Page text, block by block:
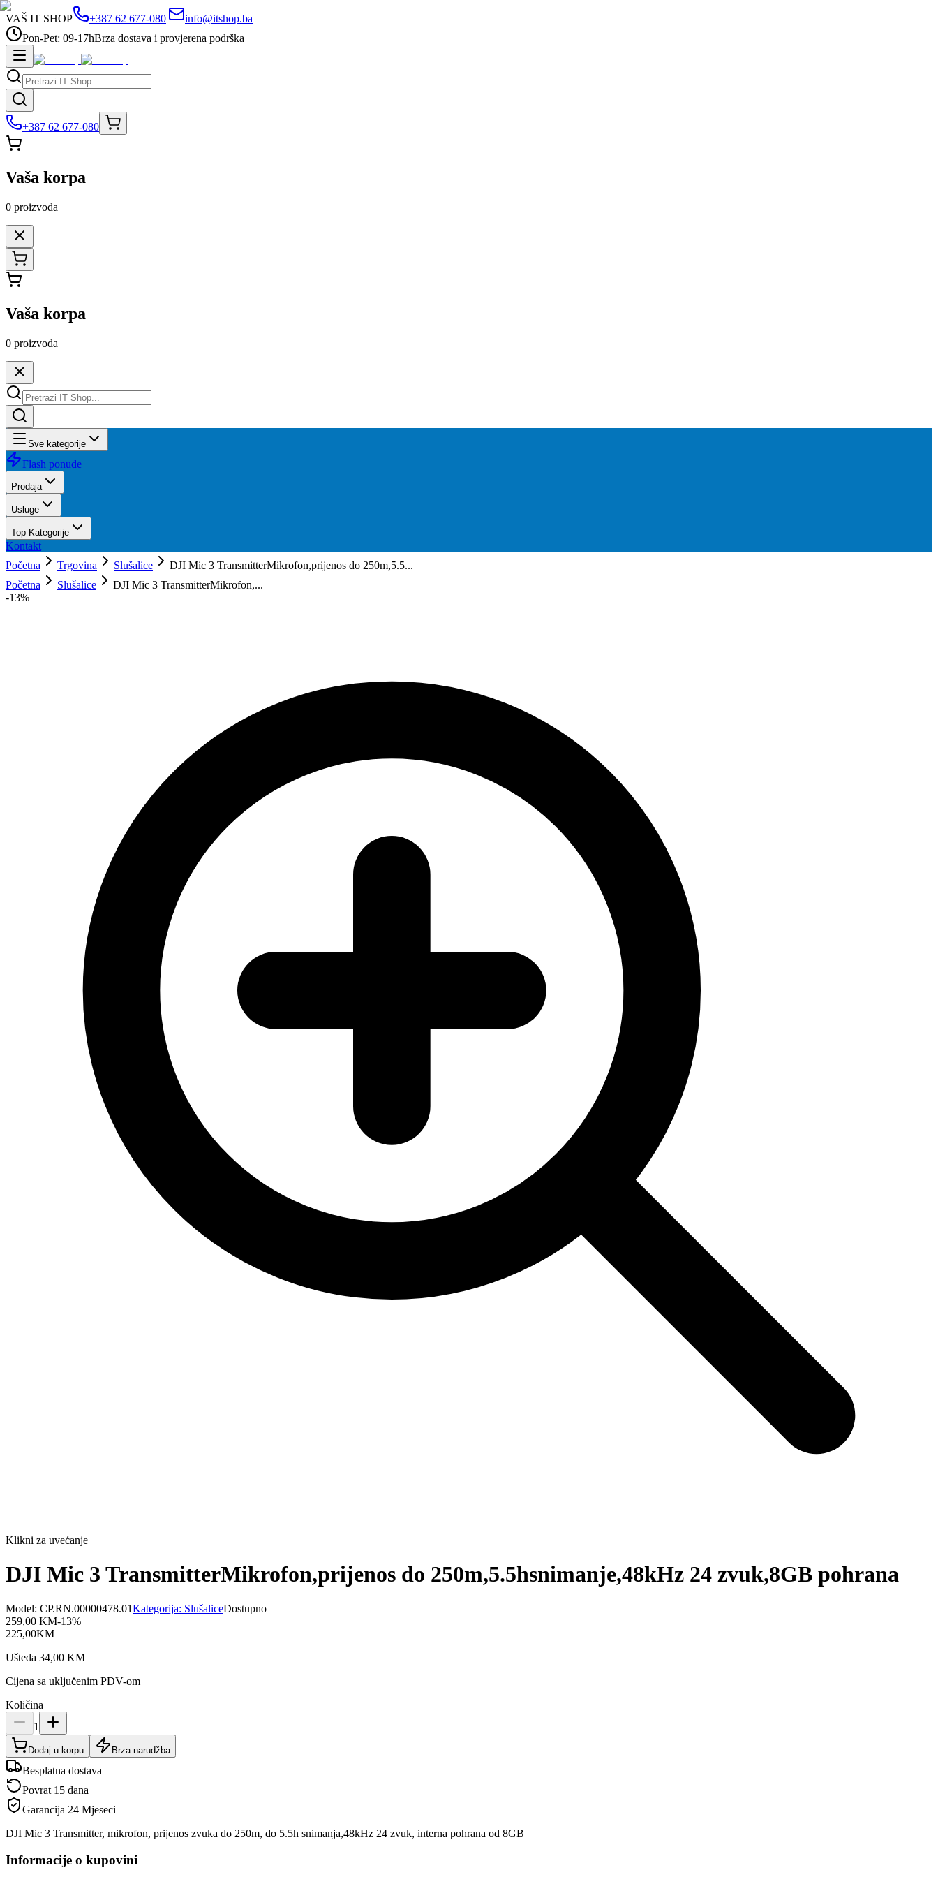
VAŠ IT SHOP +387 62 677-080|
info@itshop.ba
Pon-Pet: 09-17hBrza dostava i provjerena podrška
+387 62 677-080
Vaša korpa
0 proizvoda
Vaša korpa
0 proizvoda
Sve kategorije
Flash ponude
Prodaja
Usluge
Top Kategorije
Kontakt
Početna
Trgovina Slušalice
DJI Mic 3 TransmitterMikrofon,prijenos do 250m,5.5...
Početna
Slušalice
DJI Mic 3 TransmitterMikrofon,...
-13%
Klikni za uvećanje
DJI Mic 3 TransmitterMikrofon,prijenos do 250m,5.5hsnimanje,48kHz 24 zvuk,8GB pohrana
Model: CP.RN.00000478.01Kategorija: SlušaliceDostupno
259,00 KM-13%
225,00KM
Ušteda 34,00 KM
Cijena sa uključenim PDV-om
Količina
1
Dodaj u korpu Brza narudžba
Besplatna dostava
Povrat 15 dana
Garancija 24 Mjeseci
DJI Mic 3 Transmitter, mikrofon, prijenos zvuka do 250m, do 5.5h snimanja,48kHz 24 zvuk, interna pohrana od 8GB
Informacije o kupovini